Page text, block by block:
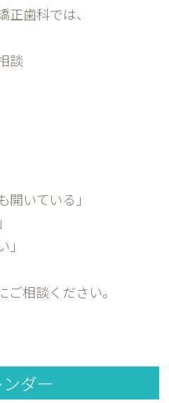
歯科では、
談
開いている」
ご相談ください。
ダー